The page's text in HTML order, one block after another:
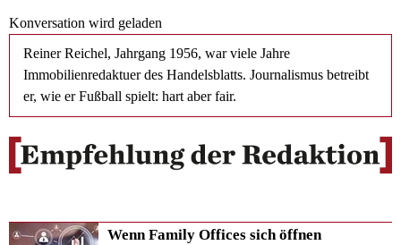
Konversation wird geladen
Reiner Reichel, Jahrgang 1956, war viele Jahre
Immobilienredaktuer des Handelsblatts. Journalismus betreibt
er, wie er Fußball spielt: hart aber fair.
Wenn Family Offices sich öffnen